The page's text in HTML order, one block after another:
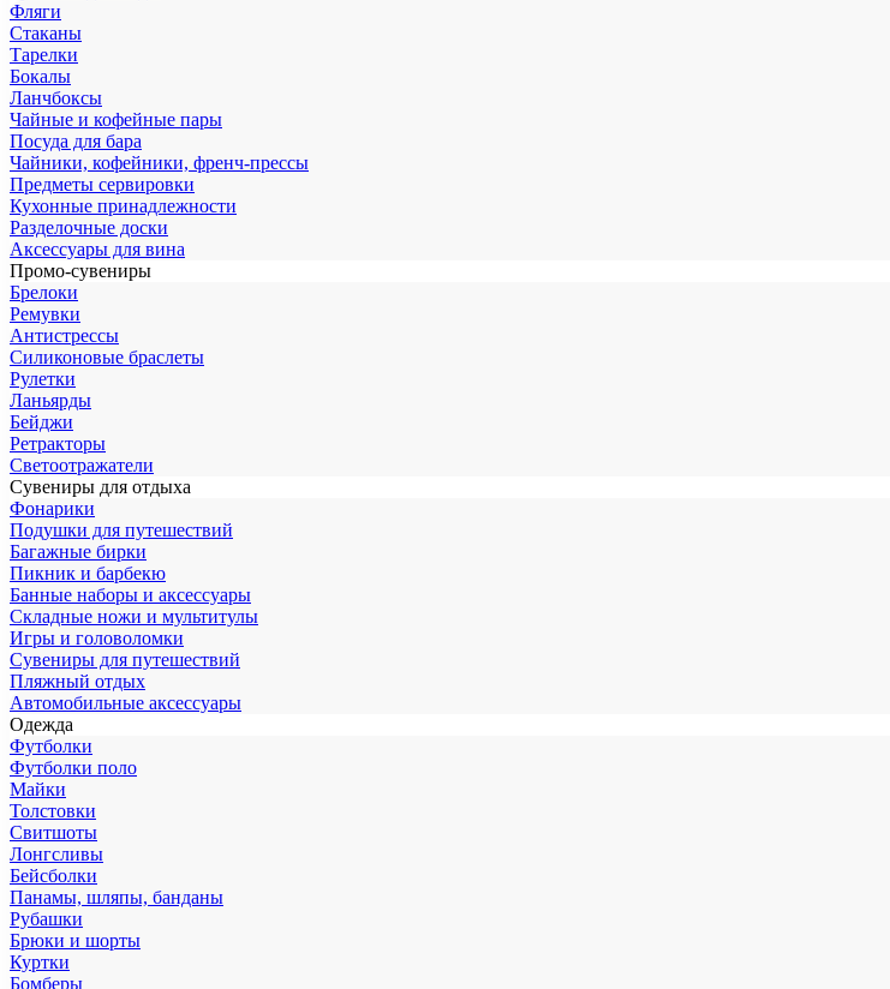
Фляги
Стаканы
Тарелки
Бокалы
Ланчбоксы
Чайные и кофейные пары
Посуда для бара
Чайники, кофейники, френч-прессы
Предметы сервировки
Кухонные принадлежности
Разделочные доски
Аксессуары для вина
Промо-сувениры
Брелоки
Ремувки
Антистрессы
Силиконовые браслеты
Рулетки
Ланьярды
Бейджи
Ретракторы
Светоотражатели
Сувениры для отдыха
Фонарики
Подушки для путешествий
Багажные бирки
Пикник и барбекю
Банные наборы и аксессуары
Складные ножи и мультитулы
Игры и головоломки
Сувениры для путешествий
Пляжный отдых
Автомобильные аксессуары
Одежда
Футболки
Футболки поло
Майки
Толстовки
Свитшоты
Лонгсливы
Бейсболки
Панамы, шляпы, банданы
Рубашки
Брюки и шорты
Куртки
Бомберы